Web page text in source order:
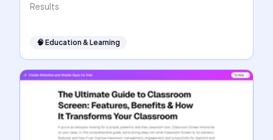
Results
🧠 Education & Learning